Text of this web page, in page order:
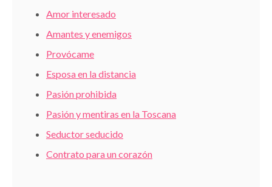
Amor interesado
Amantes y enemigos
Provócame
Esposa en la distancia
Pasión prohibida
Pasión y mentiras en la Toscana
Seductor seducido
Contrato para un corazón